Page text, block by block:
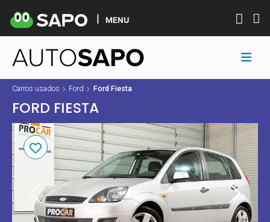
MENU
Carros usados Ford Ford Fiesta
FORD FIESTA